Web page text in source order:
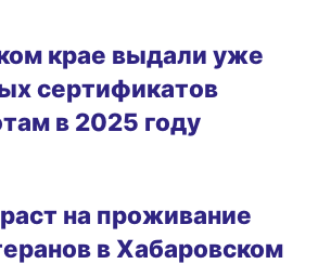
крае выдали уже
сертификатов
в 2025 году
на проживание
в Хабаровском